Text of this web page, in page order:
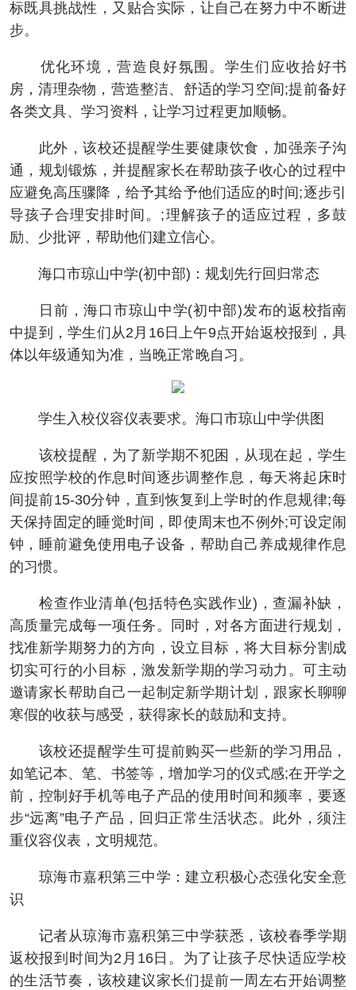
标既具挑战性，又贴合实际，让自己在努力中不断进
步。
优化环境，营造良好氛围。学生们应收拾好书
房，清理杂物，营造整洁、舒适的学习空间;提前备好
各类文具、学习资料，让学习过程更加顺畅。
此外，该校还提醒学生要健康饮食，加强亲子沟
通，规划锻炼，并提醒家长在帮助孩子收心的过程中
应避免高压骤降，给予其给予他们适应的时间;逐步引
导孩子合理安排时间。;理解孩子的适应过程，多鼓
励、少批评，帮助他们建立信心。
海口市琼山中学(初中部)：规划先行回归常态
日前，海口市琼山中学(初中部)发布的返校指南
中提到，学生们从2月16日上午9点开始返校报到，具
体以年级通知为准，当晚正常晚自习。
学生入校仪容仪表要求。海口市琼山中学供图
该校提醒，为了新学期不犯困，从现在起，学生
应按照学校的作息时间逐步调整作息，每天将起床时
间提前15-30分钟，直到恢复到上学时的作息规律;每
天保持固定的睡觉时间，即使周末也不例外;可设定闹
钟，睡前避免使用电子设备，帮助自己养成规律作息
的习惯。
检查作业清单(包括特色实践作业)，查漏补缺，
高质量完成每一项任务。同时，对各方面进行规划，
找准新学期努力的方向，设立目标，将大目标分割成
切实可行的小目标，激发新学期的学习动力。可主动
邀请家长帮助自己一起制定新学期计划，跟家长聊聊
寒假的收获与感受，获得家长的鼓励和支持。
该校还提醒学生可提前购买⼀些新的学习用品，
如笔记本、笔、书签等，增加学习的仪式感;在开学之
前，控制好手机等电子产品的使用时间和频率，要逐
步“远离”电子产品，回归正常生活状态。此外，须注
重仪容仪表，文明规范。
琼海市嘉积第三中学：建立积极心态强化安全意
识
记者从琼海市嘉积第三中学获悉，该校春季学期
返校报到时间为2月16日。为了让孩子尽快适应学校
的生活节奏，该校建议家长们提前一周左右开始调整